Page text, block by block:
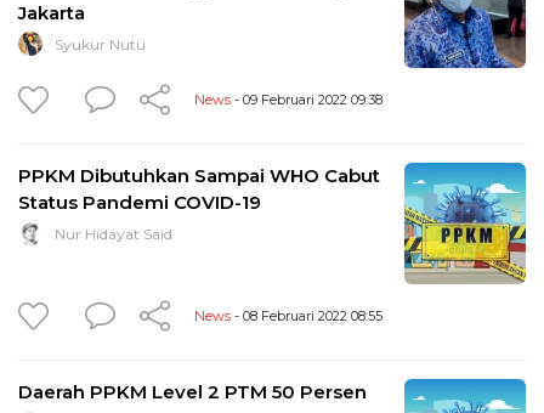
Jakarta
Syukur Nutu
News - 09 Februari 2022 09:38
PPKM Dibutuhkan Sampai WHO Cabut
Status Pandemi COVID-19
Nur Hidayat Said
News - 08 Februari 2022 08:55
Daerah PPKM Level 2 PTM 50 Persen